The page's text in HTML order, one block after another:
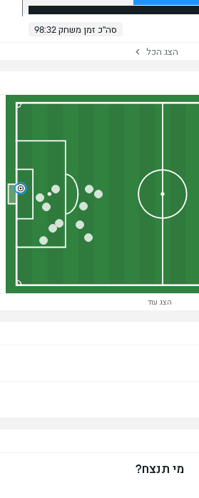
סה"כ זמן משחק 98:32
הצג הכל
הצג עוד
מי תנצח?